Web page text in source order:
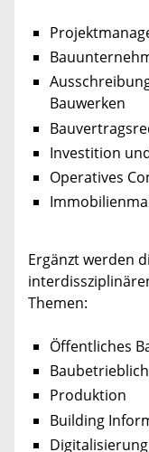
Bauwerken
Investition
Operatives
Ergänzt werden
Themen:
Öffentliches
Produktion
Building